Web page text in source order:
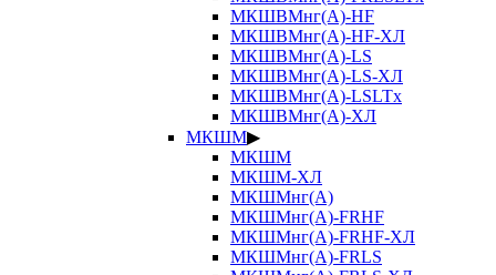
МКШВМнг(А)-HF
МКШВМнг(А)-HF-ХЛ
МКШВМнг(А)-LS
МКШВМнг(А)-LS-ХЛ
МКШВМнг(А)-LSLTx
МКШВМнг(А)-ХЛ
МКШМ▶
МКШМ
МКШМ-ХЛ
МКШМнг(А)
МКШМнг(А)-FRHF
МКШМнг(А)-FRHF-ХЛ
МКШМнг(А)-FRLS